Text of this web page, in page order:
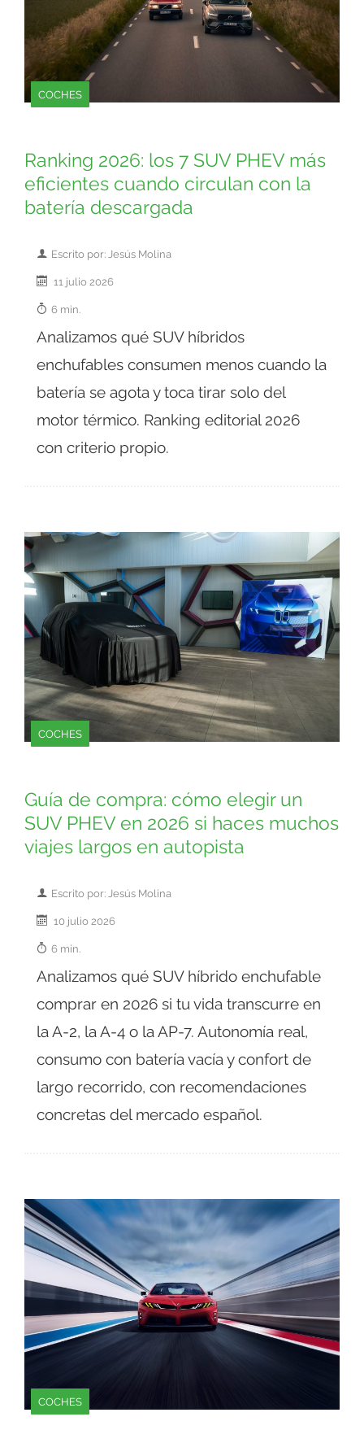
COCHES
Ranking 2026: los 7 SUV PHEV más
eficientes cuando circulan con la
batería descargada
Escrito por: Jesús Molina
11 julio 2026
6 min.
Analizamos qué SUV híbridos
enchufables consumen menos cuando la
batería se agota y toca tirar solo del
motor térmico. Ranking editorial 2026
con criterio propio.
COCHES
Guía de compra: cómo elegir un
SUV PHEV en 2026 si haces muchos
viajes largos en autopista
Escrito por: Jesús Molina
10 julio 2026
6 min.
Analizamos qué SUV híbrido enchufable
comprar en 2026 si tu vida transcurre en
la A-2, la A-4 o la AP-7. Autonomía real,
consumo con batería vacía y confort de
largo recorrido, con recomendaciones
concretas del mercado español.
COCHES